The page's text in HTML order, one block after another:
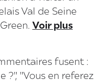
Val de Seine
Voir plus
fusent :
?", "Vous en referez